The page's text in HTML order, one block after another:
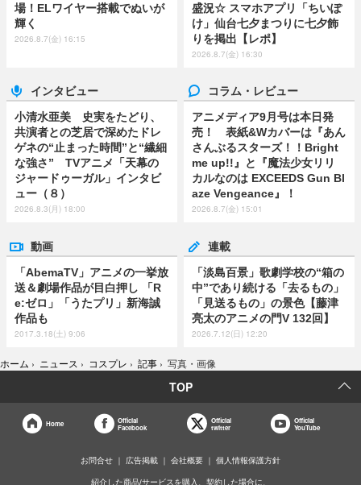
場！ELワイヤー搭載でぬいが
輝く
2026.8.7(金) 16:15
盛況☆ スマホアプリ「ちいぽ
け」仙台七夕まつりに七夕飾
りを掲出【レポ】
2026.8.7(金) 16:30
インタビュー
小清水亜美 史実をたどり、
共演者との芝居で深めたドレ
ゲネの“止まった時間”と“繊細
な強さ” TVアニメ「天幕の
ジャードゥーガル」インタビ
ュー（８）
2026.8.3(月) 18:00
コラム・レビュー
アニメディア9月号は本日発
売！ 表紙&Wカバーは『あん
さんぶるスターズ！！Bright
me up!!』と『魔法少女リリ
カルなのは EXCEEDS Gun Bl
aze Vengeance』！
2026.8.7(金) 15:01
動画
「AbemaTV」アニメの一挙放
送＆劇場作品が目白押し 「R
e:ゼロ」「うたプリ」新海誠
作品も
2017.3.18(土) 9:06
連載
「淡島百景」歌劇学校の“箱の
中”であり続ける「去るもの」
「見送るもの」の景色【藤津
亮太のアニメの門V 132回】
2026.7.12(日) 12:20
ホーム › ニュース › コスプレ › 記事 › 写真・画像
TOP
Home
Official
Facebook
Official
twitter
Official
YouTube
お問合せ 広告掲載 会社概要 個人情報保護方針
紹介した商品/サービスを購入、契約した場合に、